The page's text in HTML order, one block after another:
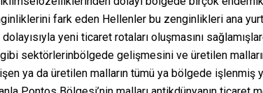
fark eden Hellenler bu zenginlikleri ana
yeni ticaret rotaları oluşmasını
gibi sektörlerinbölgede gelişmesini ve üretilen
ya da üretilen malların tümü ya bölgede işlenmiş